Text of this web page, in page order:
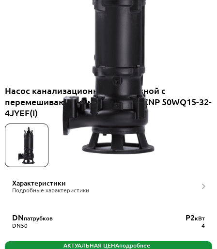
Насос канализационный погружной с
перемешивающим механизмом CNP 50WQ15-32-
4JYEF(I)
Характеристики
Подробные характеристики
DNпатрубков
DN50
P2кВт
4
АКТУАЛЬНАЯ ЦЕНАподробнее